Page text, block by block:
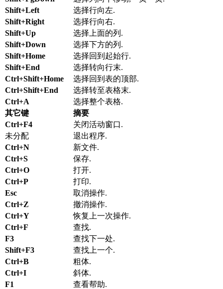
Shift+Left
选择行向左.
Shift+Right
选择行向右.
Shift+Up
选择上面的列.
Shift+Down
选择下方的列.
Shift+Home
选择回到起始行.
Shift+End
选择转向行末.
Ctrl+Shift+Home
选择回到表的顶部.
Ctrl+Shift+End
选择转至表格末.
Ctrl+A
选择整个表格.
其它键
摘要
Ctrl+F4
关闭活动窗口.
未分配
退出程序.
Ctrl+N
新文件.
Ctrl+S
保存.
Ctrl+O
打开.
Ctrl+P
打印.
Esc
取消操作.
Ctrl+Z
撤消操作.
Ctrl+Y
恢复上一次操作.
Ctrl+F
查找.
F3
查找下一处.
Shift+F3
查找上一个.
Ctrl+B
粗体.
Ctrl+I
斜体.
F1
查看帮助.